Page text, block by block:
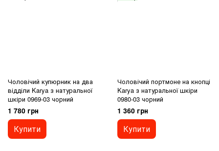
Чоловічий купюрник на два
відділи Karya з натуральної
шкіри 0969-03 чорний
1 780 грн
Купити
Чоловічий портмоне на кнопці
Karya з натуральної шкіри
0980-03 чорний
1 360 грн
Купити